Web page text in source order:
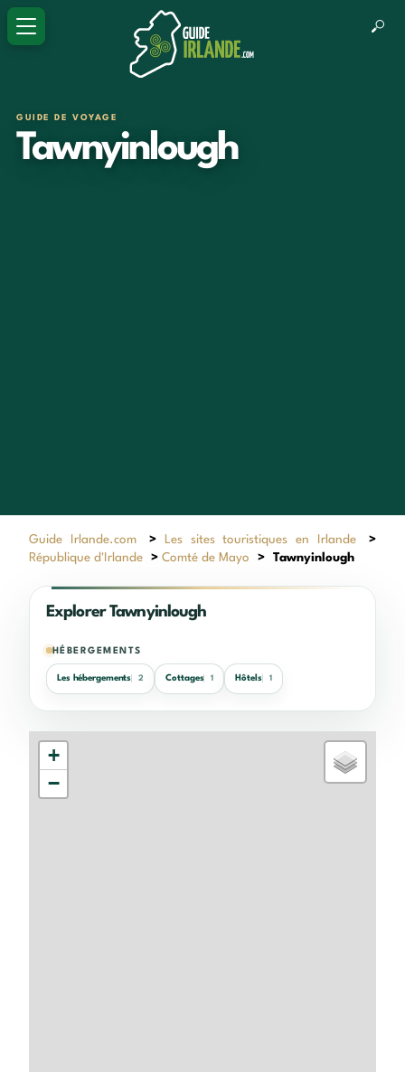
GUIDE DE VOYAGE
Tawnyinlough
Guide Irlande.com > Les sites touristiques en Irlande
>
République d'Irlande
> Comté de Mayo > Tawnyinlough
Explorer Tawnyinlough
HÉBERGEMENTS
Les hébergements 2 Cottages 1 Hôtels 1
+
−